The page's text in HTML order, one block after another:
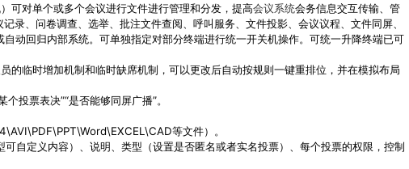
可对单个或多个会议进行文件进行管理和分发，提高会议系统会务信息交互传输、管
、问卷调查、选举、批注文件查阅、呼叫服务、文件投影、会议议程、文件同屏、
动回归内部系统。可单独指定对部分终端进行统一开关机操作。可统一升降终端已可
临时增加机制和临时缺席机制，可以更改后自动按规则一键重排位，并在模拟布局
投票表决”“是否能够同屏广播”。
等文件）。
自定义内容）、说明、类型（设置是否匿名或者实名投票）、每个投票的权限，控制